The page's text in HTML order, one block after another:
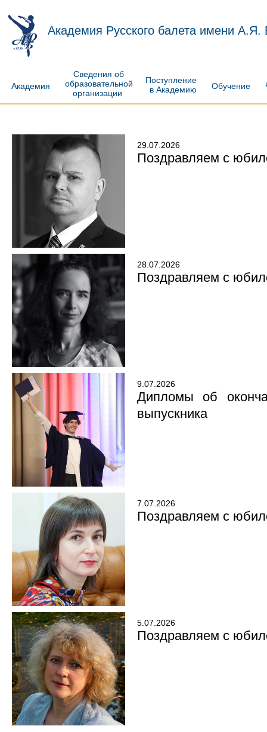
Академия Русского балета имени А.Я.
Академия
Сведения об
образовательной
организации
Поступление
в Академию
Обучение
29.07.2026
Поздравляем с
28.07.2026
Поздравляем с
9.07.2026
Дипломы об
выпускника
7.07.2026
Поздравляем с
5.07.2026
Поздравляем с